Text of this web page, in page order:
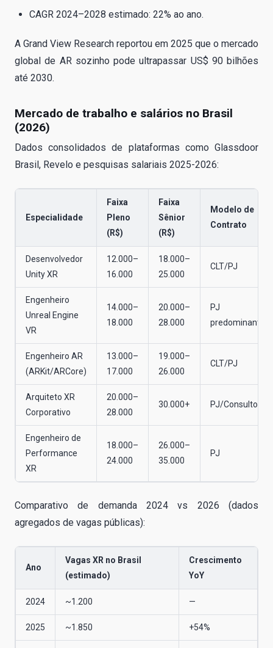
CAGR 2024–2028 estimado: 22% ao ano.
A Grand View Research reportou em 2025 que o mercado
global de AR sozinho pode ultrapassar US$ 90 bilhões
até 2030.
Mercado de trabalho e salários no Brasil
(2026)
Dados consolidados de plataformas como Glassdoor
Brasil, Revelo e pesquisas salariais 2025-2026:
Especialidade
Faixa
Pleno
(R$)
Faixa
Sênior
(R$)
Modelo de
Contrato
Desenvolvedor
Unity XR
12.000–
16.000
18.000–
25.000
CLT/PJ
Engenheiro
Unreal Engine
VR
14.000–
18.000
20.000–
28.000
PJ
predominante
Engenheiro AR
(ARKit/ARCore)
13.000–
17.000
19.000–
26.000
CLT/PJ
Arquiteto XR
Corporativo
20.000–
28.000
30.000+ PJ/Consultoria
Engenheiro de
Performance
XR
18.000–
24.000
26.000–
35.000
PJ
Comparativo de demanda 2024 vs 2026 (dados
agregados de vagas públicas):
Ano
Vagas XR no Brasil
(estimado)
Crescimento
YoY
2024 ~1.200 —
2025 ~1.850 +54%